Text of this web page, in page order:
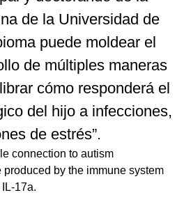
de la Universidad de
puede moldear el
de múltiples maneras
cómo responderá el
del hijo a infecciones,
de estrés”.